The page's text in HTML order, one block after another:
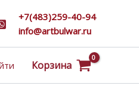
+7(483)259-40-94
info@artbulwar.ru
Корзина